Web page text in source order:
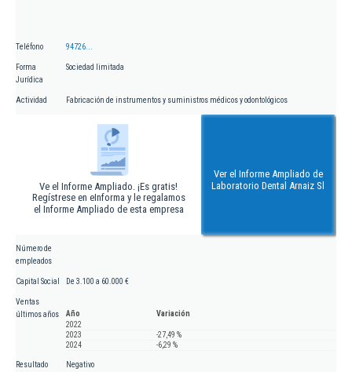
Teléfono 94726...
Forma
Jurídica
Sociedad limitada
Actividad Fabricación de instrumentos y suministros médicos y odontológicos
Ve el Informe Ampliado. ¡Es gratis!
Regístrese en eInforma y le regalamos
el Informe Ampliado de esta empresa
Ver el Informe Ampliado de
Laboratorio Dental Arnaiz Sl
Número de
empleados
Capital Social De 3.100 a 60.000 €
Ventas
últimos años
Año
Variación
2022
2023
-27,49 %
2024
-6,29 %
Resultado
Negativo